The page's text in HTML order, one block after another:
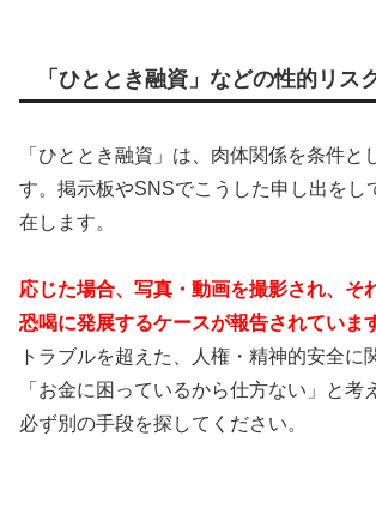
「ひととき融資」などの性的リス
「ひととき融資」は、肉体関係を条件と
す。掲示板やSNSでこうした申し出をし
在します。
応じた場合、写真・動画を撮影され、そ
恐喝に発展するケースが報告されていま
トラブルを超えた、人権・精神的安全に
「お金に困っているから仕方ない」と考
必ず別の手段を探してください。